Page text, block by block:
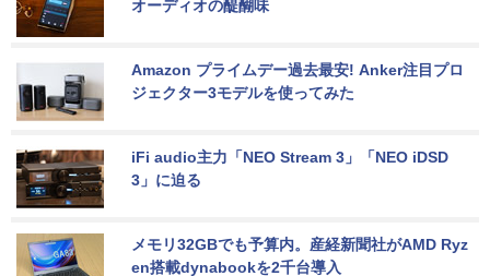
オーディオの醍醐味
Amazon プライムデー過去最安! Anker注目プロ
ジェクター3モデルを使ってみた
iFi audio主力「NEO Stream 3」「NEO iDSD
3」に迫る
メモリ32GBでも予算内。産経新聞社がAMD Ryz
en搭載dynabookを2千台導入